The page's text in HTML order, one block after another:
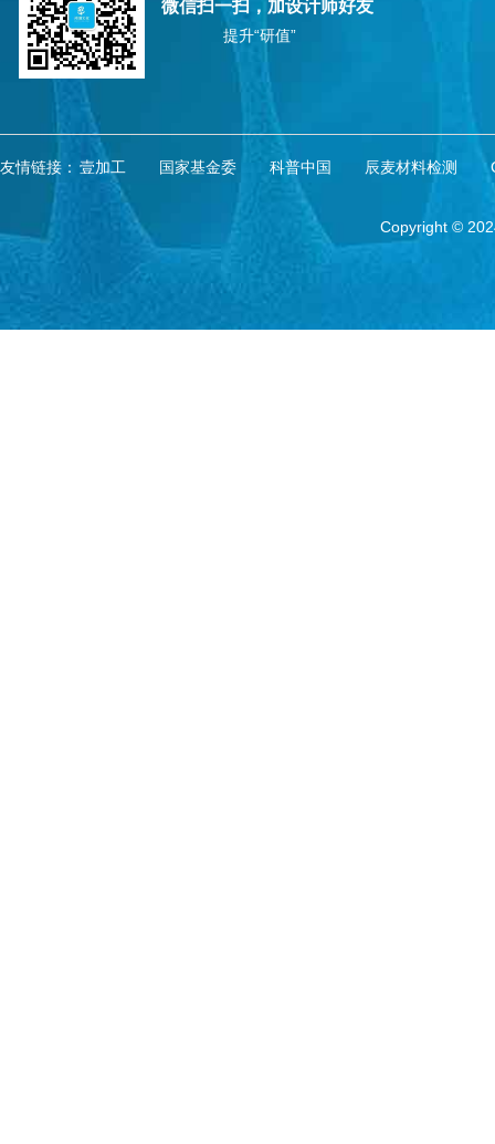
Copyright ©
微信扫一扫，加设计师好友
提升“研值”
壹加工 国家基金委 科普中国 辰麦材料检测
友情链接：